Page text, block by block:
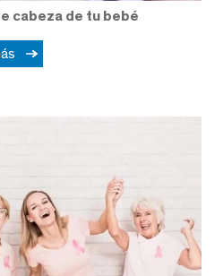
cabeza de tu bebé